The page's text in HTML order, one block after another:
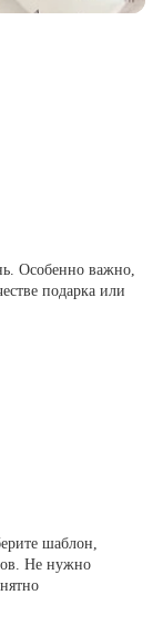
Особенно важно,
подарка или
шаблон,
Не нужно